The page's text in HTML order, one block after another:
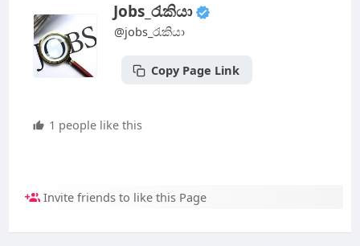
Jobs_රැකියා
@jobs_රැකියා
Copy Page Link
1 people like this
Invite friends to like this Page